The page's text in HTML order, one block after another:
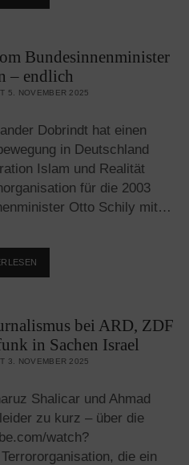
PALÄSTINENSER
OPFER!
Bundesinnenminister
– endlich
5. NOVEMBER 2025
Dobrindt hat einen
in Deutschland
Islam und Realität
für die 2003
Otto Schily mit…
INTERAKTIV“
VERBOTEN
ENDLICH
bei ARD, ZDF
in Sachen Israel
3. NOVEMBER 2025
Shalicar und Ahmad
zu kurz – über die
watch?
die ein